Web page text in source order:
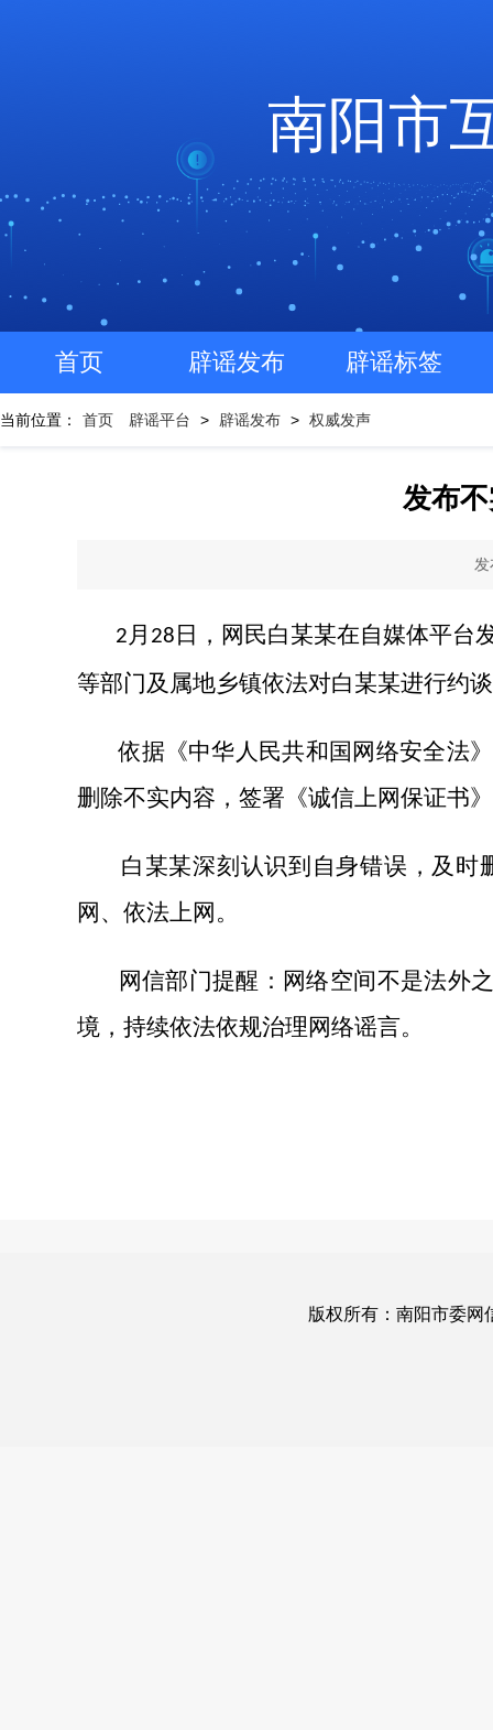
南阳市
首页 辟谣发布 辟谣标签
当前位置： 首页 辟谣平台 > 辟谣发布 > 权威发声
发布
2月 28 日，网民白某某在自媒体平台
等部门及属地乡镇依法对白某某进行约
依据《中华人民共和国网络安全法》
删除不实内容，签署《诚信上网保证书
白某某深刻认识到自身错误，及
网、依法上网。
网信部门提醒：网络空间不是法外
境，持续依法依规治理网络谣言。
版权所有：南阳市委